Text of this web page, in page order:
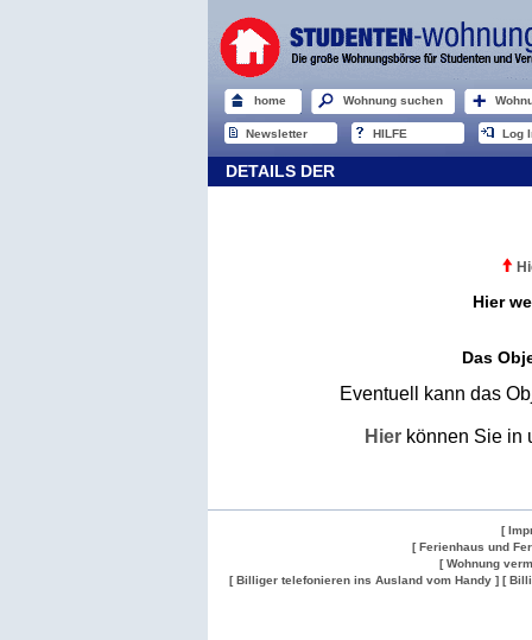
home Wohnung suchen
Newsletter HILFE Log
DETAILS DER
Hier
Das
Eventuell kann das
Hier können Sie in
[
[ Ferienhaus und
[ Wohnung
[ Billiger telefonieren ins Ausland vom Handy ] [